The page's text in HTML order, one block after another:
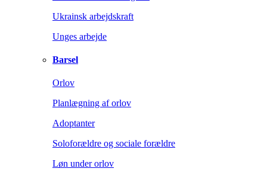
Ukrainsk arbejdskraft
Unges arbejde
Barsel
Orlov
Planlægning af orlov
Adoptanter
Soloforældre og sociale forældre
Løn under orlov